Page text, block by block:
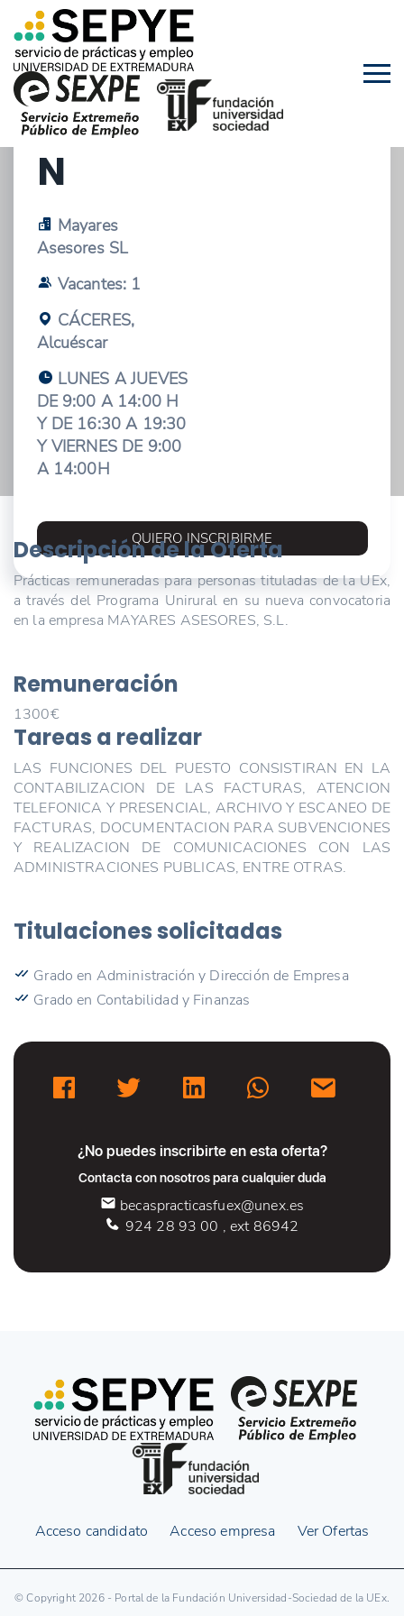
22/10/2025 - OFERTA DE ESTANCIAS EN
EMPRESAS
DEPARTAMENTO
ADMINISTRACIÓ
N
Mayares
Asesores SL
Vacantes: 1
CÁCERES,
Alcuéscar
LUNES A JUEVES
DE 9:00 A 14:00 H
Y DE 16:30 A 19:30
Y VIERNES DE 9:00
A 14:00H
QUIERO INSCRIBIRME
Descripción de la Oferta
Prácticas remuneradas para personas tituladas de la UEx,
a través del Programa Unirural en su nueva convocatoria
en la empresa MAYARES ASESORES, S.L.
Remuneración
1300€
Tareas a realizar
LAS FUNCIONES DEL PUESTO CONSISTIRAN EN LA
CONTABILIZACION DE LAS FACTURAS, ATENCION
TELEFONICA Y PRESENCIAL, ARCHIVO Y ESCANEO DE
FACTURAS, DOCUMENTACION PARA SUBVENCIONES
Y REALIZACION DE COMUNICACIONES CON LAS
ADMINISTRACIONES PUBLICAS, ENTRE OTRAS.
Titulaciones solicitadas
Grado en Administración y Dirección de Empresa
Grado en Contabilidad y Finanzas
¿No puedes inscribirte en esta oferta?
Contacta con nosotros para cualquier duda
becaspracticasfuex@unex.es
924 28 93 00 , ext 86942
Acceso candidato Acceso empresa Ver Ofertas
© Copyright 2026 - Portal de la Fundación Universidad-Sociedad de la UEx.